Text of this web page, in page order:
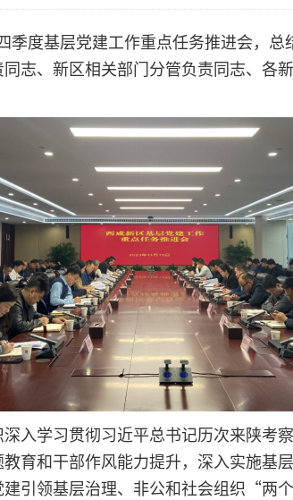
季度基层党建工作重点任务推进会，
志、新区相关部门分管负责同志、各
入学习贯彻习近平总书记历次来陕考
教育和干部作风能力提升，深入实施
引领基层治理、非公和社会组织“两